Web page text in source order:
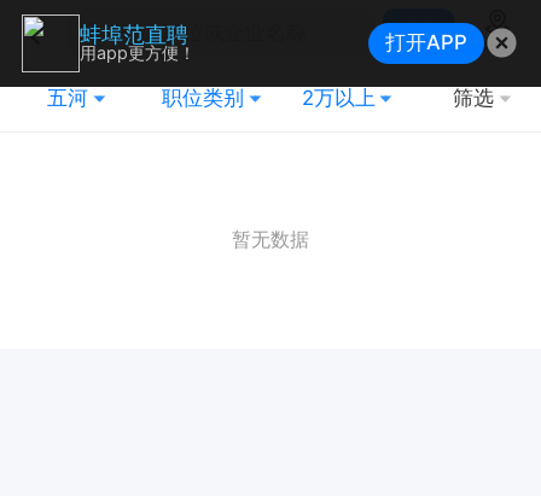
搜索
地图
五河 职位类别 2万以上 筛选
暂无数据
蚌埠范直聘
用app更方便！ 打开APP